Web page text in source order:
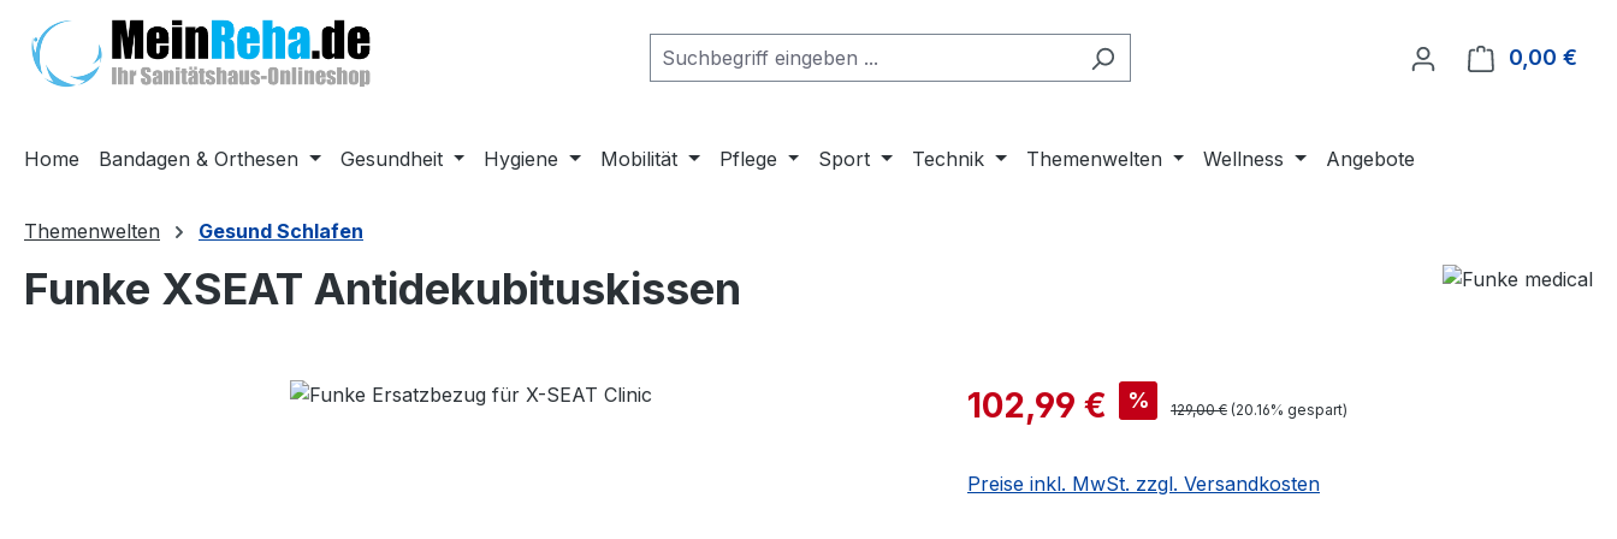
Hauptinhalt springen
Zur Suche springen
Zur Hauptnavigation springen
0,00 €
Home Bandagen & Orthesen Gesundheit Hygiene Mobilität Pflege Sport Technik Themenwelten Wellness Angebote
Themenwelten Gesund Schlafen
Funke XSEAT Antidekubituskissen
102,99 € % 129,00 € (20.16% gespart)
Preise inkl. MwSt. zzgl. Versandkosten